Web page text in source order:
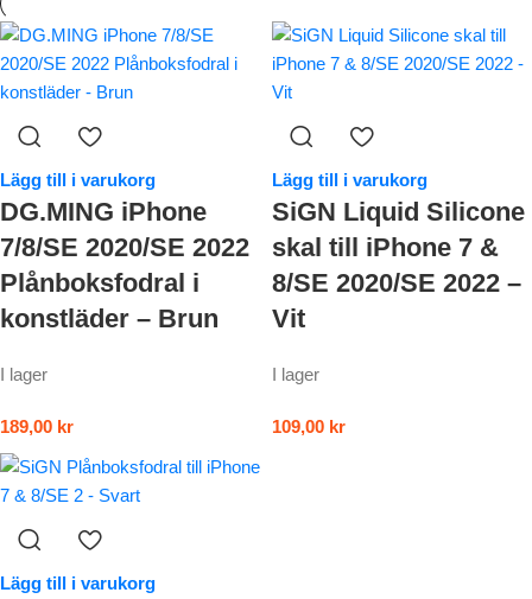
Lägg till i varukorg
DG.MING iPhone
7/8/SE 2020/SE 2022
Plånboksfodral i
konstläder – Brun
I lager
189,00 kr
Lägg till i varukorg
SiGN Liquid Silicone
skal till iPhone 7 &
8/SE 2020/SE 2022 –
Vit
I lager
109,00 kr
Lägg till i varukorg